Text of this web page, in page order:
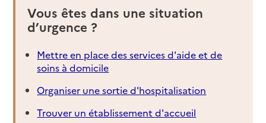
Vous êtes dans une situation
d’urgence ?
Mettre en place des services d'aide et de
soins à domicile
Organiser une sortie d'hospitalisation
Trouver un établissement d'accueil